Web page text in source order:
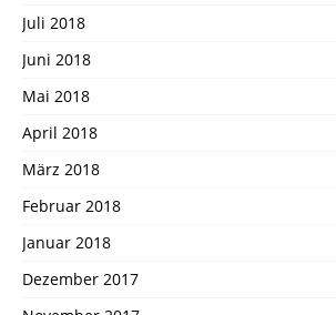
Juli 2018
Juni 2018
Mai 2018
April 2018
März 2018
Februar 2018
Januar 2018
Dezember 2017